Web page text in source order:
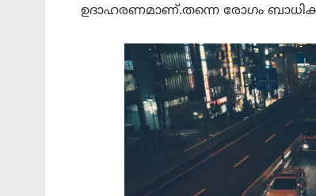
ഉദാഹരണമാണ്.തന്നെ രോഗം